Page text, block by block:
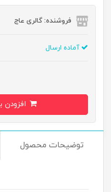
فروشنده: گالری عاج
آماده ارسال
توضیحات محصول